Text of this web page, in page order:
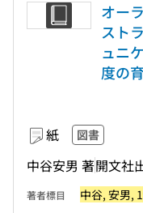
オー
スト
ュニ
度の
紙 図書
中谷安男 著開文社
著者標目 中谷, 安男,